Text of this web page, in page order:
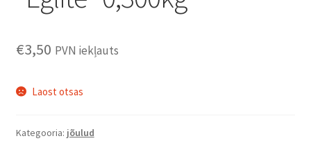
€3,50 PVN iekļauts
Laost otsas
Kategooria: jõulud